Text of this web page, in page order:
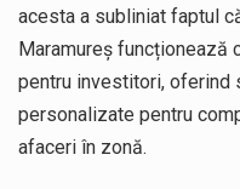
acesta a subliniat faptul
Maramureș funcționează
pentru investitori, oferind
personalizate pentru
afaceri în zonă.